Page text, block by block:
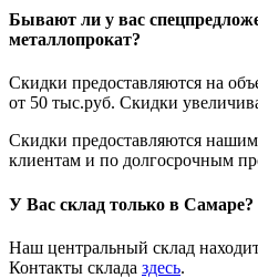
Бывают ли у вас
металлопрокат?
Скидки предоставляются на
от 50 тыс.руб. Скидки
Скидки предоставляются
клиентам и по долгосрочным
У Вас склад только в Самаре?
Наш центральный склад
Контакты склада здесь.